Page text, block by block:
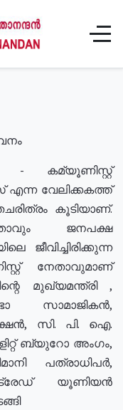
- കമ്യൂണിസ്റ്റ്
എന്ന വേലിക്കകത്ത്
കൂടിയാണ്.
ജനപക്ഷ
ജീവിച്ചിരിക്കുന്ന
നേതാവുമാണ്
മുഖ്യമന്ത്രി ,
സാമാജികൻ,
സി. പി. ഐ.
ബ്യുറോ അംഗം,
പത്രാധിപർ,
യൂണിയൻ